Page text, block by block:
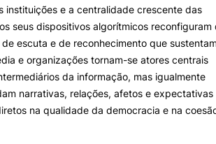
Search
instituições e a centralidade crescente das
seus dispositivos algorítmicos reconfiguram
escuta e de reconhecimento que
e organizações tornam-se atores centrais
da informação, mas igualmente
narrativas, relações, afetos e expectativas
na qualidade da democracia e na